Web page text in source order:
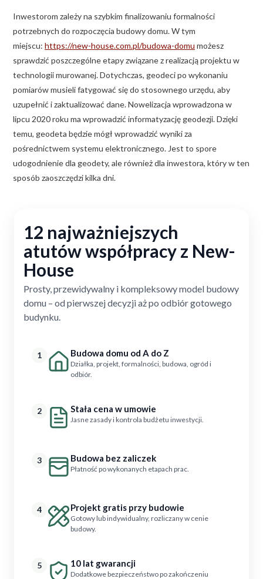
Inwestorom zależy na szybkim finalizowaniu formalności
potrzebnych do rozpoczęcia budowy domu. W tym
miejscu: https://new-house.com.pl/budowa-domu możesz
sprawdzić poszczególne etapy związane z realizacją projektu w
technologii murowanej. Dotychczas, geodeci po wykonaniu
pomiarów musieli fatygować się do stosownego urzędu, aby
uzupełnić i zaktualizować dane. Nowelizacja wprowadzona w
lipcu 2020 roku ma wprowadzić informatyzację geodezji. Dzięki
temu, geodeta będzie mógł wprowadzić wyniki za
pośrednictwem systemu elektronicznego. Jest to spore
udogodnienie dla geodety, ale również dla inwestora, który w ten
sposób zaoszczędzi kilka dni.
12 najważniejszych
atutów współpracy z New-
House
Prosty, przewidywalny i kompleksowy model budowy
domu – od pierwszej decyzji aż po odbiór gotowego
budynku.
1 Budowa domu od A do Z
Działka, projekt, formalności, budowa, ogród i
odbiór.
2 Stała cena w umowie
Jasne zasady i kontrola budżetu inwestycji.
3 Budowa bez zaliczek
Płatność po wykonanych etapach prac.
4 Projekt gratis przy budowie
Gotowy lub indywidualny, rozliczany w cenie
budowy.
5 10 lat gwarancji
Dodatkowe bezpieczeństwo po zakończeniu